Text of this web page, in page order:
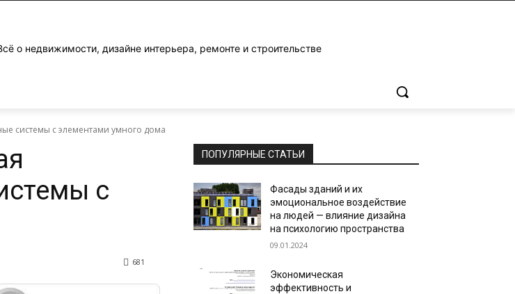
о недвижимости, дизайне интерьера, ремонте и строительстве
системы с элементами умного дома
с
681
ПОПУЛЯРНЫЕ СТАТЬИ
Фасады зданий и их
эмоциональное воздействие
на людей — влияние дизайна
на психологию пространства
09.01.2024
Экономическая
эффективность и